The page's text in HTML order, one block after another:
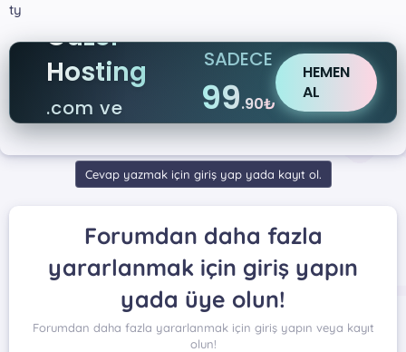
ty
Güzel
Hosting
.com ve
.net
SADECE
99.90₺
HEMEN
AL
Cevap yazmak için giriş yap yada kayıt ol.
Forumdan daha fazla
yararlanmak için giriş yapın
yada üye olun!
Forumdan daha fazla yararlanmak için giriş yapın veya kayıt
olun!